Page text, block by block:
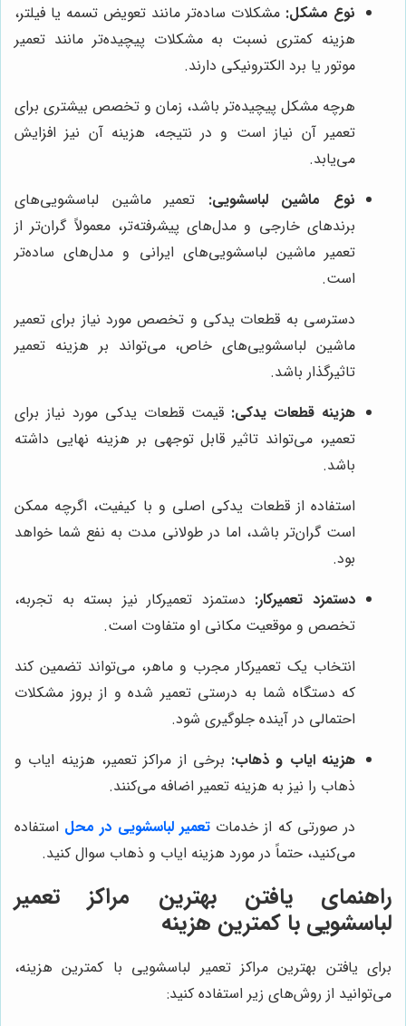
نوع مشکل: مشکلات ساده‌تر مانند تعویض تسمه یا فیلتر،
هزینه کمتری نسبت به مشکلات پیچیده‌تر مانند تعمیر
موتور یا برد الکترونیکی دارند.
هرچه مشکل پیچیده‌تر باشد، زمان و تخصص بیشتری برای
تعمیر آن نیاز است و در نتیجه، هزینه آن نیز افزایش
می‌یابد.
نوع ماشین لباسشویی: تعمیر ماشین لباسشویی‌های
برندهای خارجی و مدل‌های پیشرفته‌تر، معمولاً گران‌تر از
تعمیر ماشین لباسشویی‌های ایرانی و مدل‌های ساده‌تر
است.
دسترسی به قطعات یدکی و تخصص مورد نیاز برای تعمیر
ماشین لباسشویی‌های خاص، می‌تواند بر هزینه تعمیر
تاثیرگذار باشد.
هزینه قطعات یدکی: قیمت قطعات یدکی مورد نیاز برای
تعمیر، می‌تواند تاثیر قابل توجهی بر هزینه نهایی داشته
باشد.
استفاده از قطعات یدکی اصلی و با کیفیت، اگرچه ممکن
است گران‌تر باشد، اما در طولانی مدت به نفع شما خواهد
بود.
دستمزد تعمیرکار: دستمزد تعمیرکار نیز بسته به تجربه،
تخصص و موقعیت مکانی او متفاوت است.
انتخاب یک تعمیرکار مجرب و ماهر، می‌تواند تضمین کند
که دستگاه شما به درستی تعمیر شده و از بروز مشکلات
احتمالی در آینده جلوگیری شود.
هزینه ایاب و ذهاب: برخی از مراکز تعمیر، هزینه ایاب و
ذهاب را نیز به هزینه تعمیر اضافه می‌کنند.
در صورتی که از خدماتتعمیر لباسشویی در محل استفاده
می‌کنید، حتماً در مورد هزینه ایاب و ذهاب سوال کنید.
راهنمای یافتن بهترین مراکز تعمیر
لباسشویی با کمترین هزینه
برای یافتن بهترین مراکز تعمیر لباسشویی با کمترین هزینه،
می‌توانید از روش‌های زیر استفاده کنید: